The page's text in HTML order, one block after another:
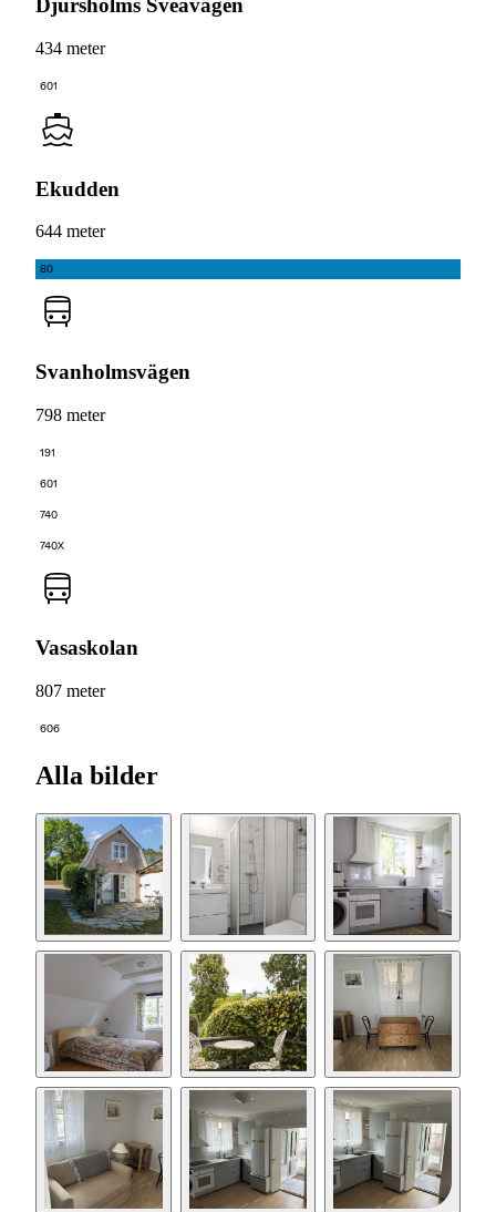
Djursholms Sveavägen
434 meter
601
Ekudden
644 meter
80
Svanholmsvägen
798 meter
191
601
740
740X
Vasaskolan
807 meter
606
Alla bilder